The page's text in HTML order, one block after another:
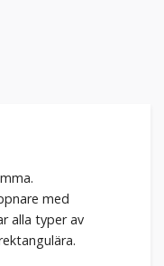
med
alla typer av